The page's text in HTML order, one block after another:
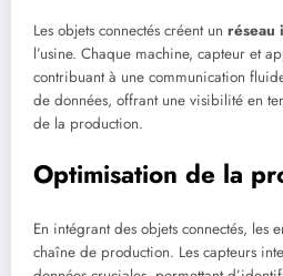
Les objets connectés créent un réseau
l’usine. Chaque machine, capteur et
contribuant à une communication
de données, offrant une visibilité en
de la production.
Optimisation de la
En intégrant des objets connectés, les
chaîne de production. Les capteurs